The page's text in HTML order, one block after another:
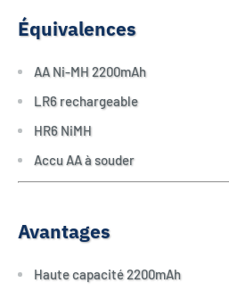
Équivalences
AA Ni-MH 2200mAh
LR6 rechargeable
HR6 NiMH
Accu AA à souder
Avantages
Haute capacité 2200mAh